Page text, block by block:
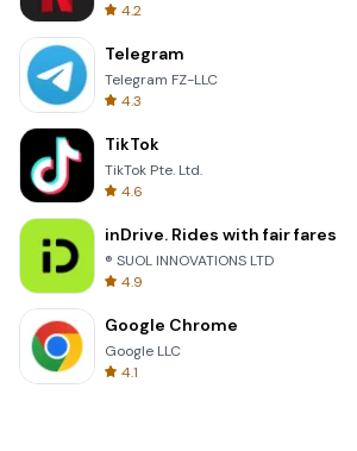
4.2
Telegram
Telegram FZ-LLC
4.3
TikTok
TikTok Pte. Ltd.
4.6
inDrive. Rides with fair fares
® SUOL INNOVATIONS LTD
4.9
Google Chrome
Google LLC
4.1